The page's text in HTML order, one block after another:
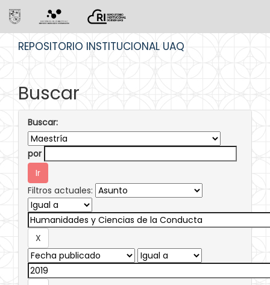
REPOSITORIO INSTITUCIONAL UAQ
Buscar
Buscar:
por
Filtros actuales: